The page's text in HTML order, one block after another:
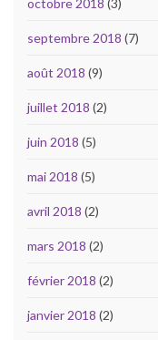
septembre 2018 (7)
août 2018 (9)
juillet 2018 (2)
juin 2018 (5)
mai 2018 (5)
avril 2018 (2)
mars 2018 (2)
février 2018 (2)
janvier 2018 (2)